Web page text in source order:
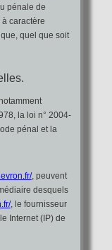
pénale de
à caractère
quel que soit
la loi n° 2004-
pénal et la
, peuvent
desquels
, le fournisseur
Internet (IP) de